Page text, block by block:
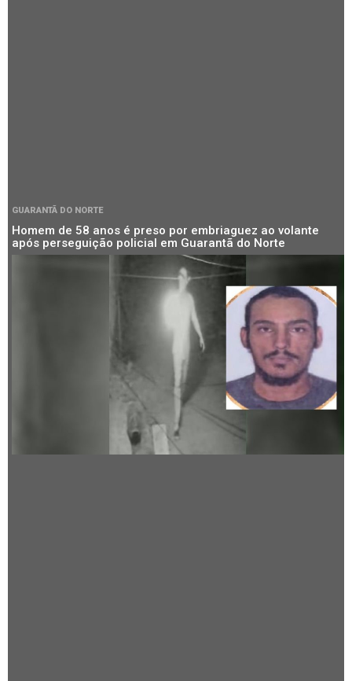
GUARANTÃ DO NORTE
Homem de 58 anos é preso por embriaguez ao volante
após perseguição policial em Guarantã do Norte